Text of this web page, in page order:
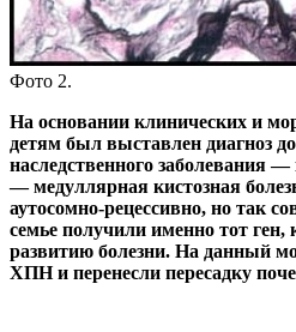
Фото 2.
На основании клинических и
детям был выставлен диагноз
наследственного заболевания
— медуллярная кистозная
аутосомно-рецессивно, но так
семье получили именно тот
развитию болезни. На данный
ХПН и перенесли пересадку